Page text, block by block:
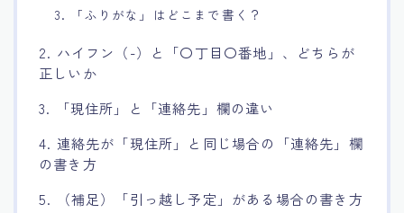
3. 「ふりがな」はどこまで書く？
2. ハイフン（-）と「〇丁目〇番地」、どちらが
正しいか
3. 「現住所」と「連絡先」欄の違い
4. 連絡先が「現住所」と同じ場合の「連絡先」欄
の書き方
5. （補足）「引っ越し予定」がある場合の書き方